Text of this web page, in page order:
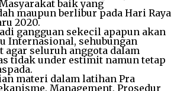
baik yang
maupun berlibur pada Hari Raya
2020.
gangguan sekecil apapun akan
Internasional, sehubungan
agar seluruh anggota dalam
tidak under estimit namun tetap
materi dalam latihan Pra
Management, Prosedur